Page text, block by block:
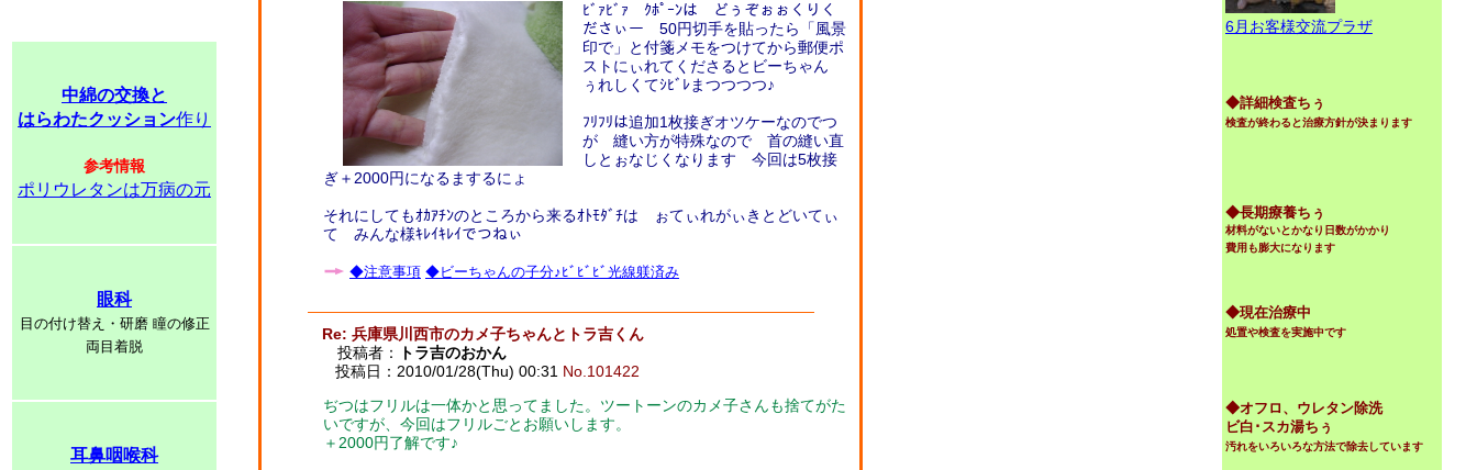
中綿の交換と
はらわたクッション作り
参考情報
ポリウレタンは万病の元
眼科
目の付け替え・研磨 瞳の修正
両目着脱
耳鼻咽喉科
ﾋﾞｧﾋﾞｧ ｸﾎﾟｰﾝは どぅぞぉぉくりく
ださぃー 50円切手を貼ったら「風景
印で」と付箋メモをつけてから郵便ポ
ストにぃれてくださるとビーちゃん
ぅれしくてｼﾋﾞﾚまつつつつ♪
ﾌﾘﾌﾘは追加1枚接ぎオツケーなのでつ
が 縫い方が特殊なので 首の縫い直
しとぉなじくなります 今回は5枚接
ぎ＋2000円になるまするにょ
それにしてもｵｶｱﾁﾝのところから来るｵﾄﾓﾀﾞﾁは ぉてぃれがぃきとどいてぃ
て みんな様ｷﾚｲｷﾚｲでつねぃ
◆注意事項 ◆ビーちゃんの子分♪ﾋﾞﾋﾞﾋﾞ光線躾済み
Re: 兵庫県川西市のカメ子ちゃんとトラ吉くん
投稿者：
トラ吉のおかん
投稿日：2010/01/28(Thu) 00:31 No.101422
ぢつはフリルは一体かと思ってました。ツートーンのカメ子さんも捨てがた
いですが、今回はフリルごとお願いします。
＋2000円了解です♪
6月お客様交流プラザ
◆詳細検査ちぅ
検査が終わると治療方針が決まります
◆長期療養ちぅ
材料がないとかなり日数がかかり
費用も膨大になります
◆現在治療中
処置や検査を実施中です
◆オフロ、ウレタン除洗
ビ白･スカ湯ちぅ
汚れをいろいろな方法で除去しています